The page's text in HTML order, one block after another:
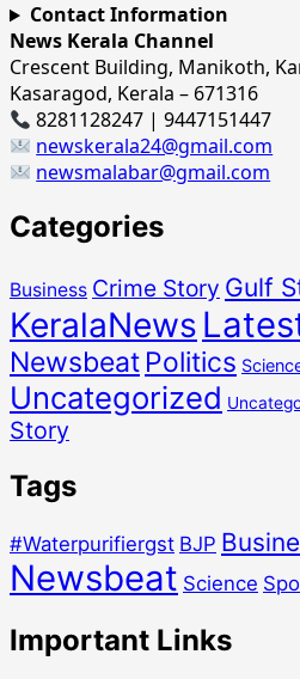
Contact Information
News Kerala Channel
Crescent Building, Manikoth,
Kasaragod, Kerala – 671316
8281128247 | 9447151447
newskerala24@gmail.com
newsmalabar@gmail.com
Categories
Business Crime Story Gulf
KeralaNews
Newsbeat Politics
Uncategorized
Story
Tags
#Waterpurifiergst BJP
Newsbeat Science
Important Links